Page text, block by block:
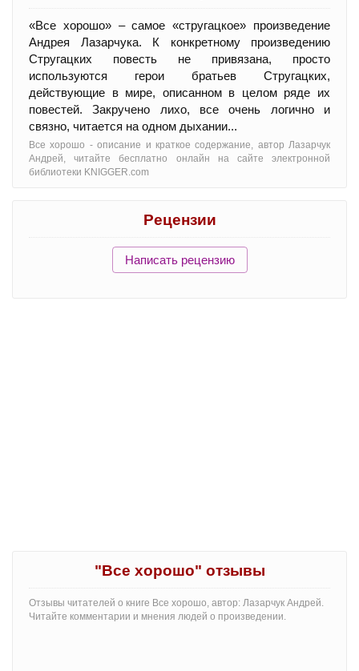
«Все хорошо» – самое «стругацкое» произведение
Андрея Лазарчука. К конкретному произведению
Стругацких повесть не привязана, просто
используются герои братьев Стругацких,
действующие в мире, описанном в целом ряде их
повестей. Закручено лихо, все очень логично и
связно, читается на одном дыхании...
Все хорошо - oписание и краткое содержание, автор Лазарчук
Андрей, читайте бесплатно онлайн на сайте электронной
библиотеки KNIGGER.com
Рецензии
Написать рецензию
"Все хорошо" отзывы
Отзывы читателей о книге Все хорошо, автор: Лазарчук Андрей.
Читайте комментарии и мнения людей о произведении.